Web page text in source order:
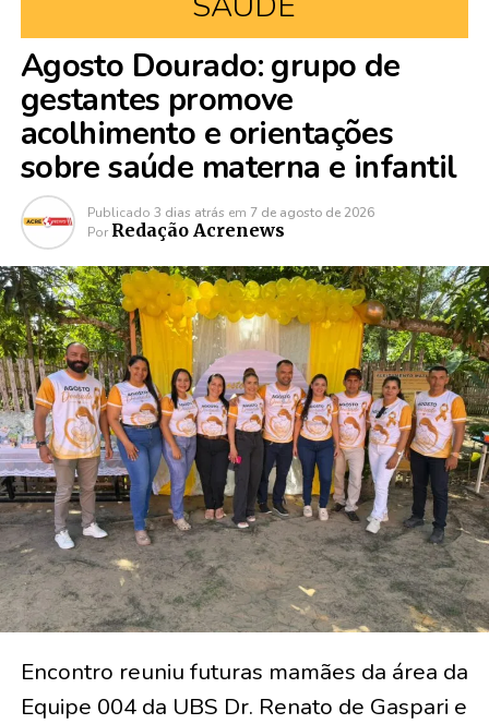
Agosto Dourado: grupo de
gestantes promove
acolhimento e orientações
sobre saúde materna e infantil
Publicado 3 dias atrás em 7 de agosto de 2026
Por Redação Acrenews
Encontro reuniu futuras mamães da área da
Equipe 004 da UBS Dr. Renato de Gaspari e